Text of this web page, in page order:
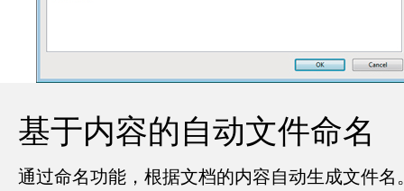
基于内容的自动文件命名
通过命名功能，根据文档的内容自动生成文件